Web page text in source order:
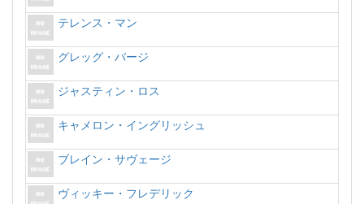
テレンス・マン
グレッグ・バージ
ジャスティン・ロス
キャメロン・イングリッシュ
ブレイン・サヴェージ
ヴィッキー・フレデリック